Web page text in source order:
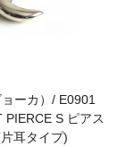
ーカ）/ E0901
PIERCE S ピアス
耳タイプ)